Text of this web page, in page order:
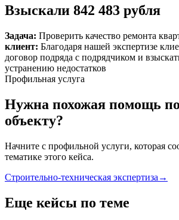
Взыскали 842 483 рубля
Задача: Проверить качество ремонта
клиент: Благодаря нашей экспертизе
договор подряда с подрядчиком и
устранению недостатков
Профильная услуга
Нужна похожая помощь
объекту?
Начните с профильной услуги, которая
тематике этого кейса.
Строительно-техническая экспертиза →
Еще кейсы по теме